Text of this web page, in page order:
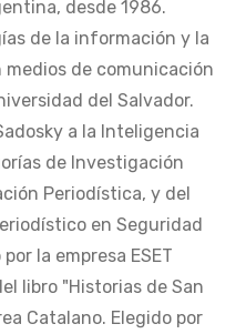
desde 1986.
de la información y la
de comunicación
del Salvador.
a la Inteligencia
de Investigación
Periodística, y del
en Seguridad
la empresa ESET
libro "Historias de San
Catalano. Elegido por